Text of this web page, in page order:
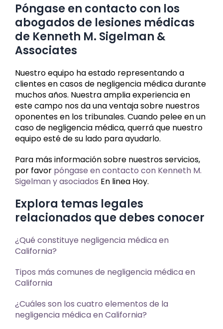
Póngase en contacto con los
abogados de lesiones médicas
de Kenneth M. Sigelman &
Associates
Nuestro equipo ha estado representando a
clientes en casos de negligencia médica durante
muchos años. Nuestra amplia experiencia en
este campo nos da una ventaja sobre nuestros
oponentes en los tribunales. Cuando pelee en un
caso de negligencia médica, querrá que nuestro
equipo esté de su lado para ayudarlo.
Para más información sobre nuestros servicios,
por favor póngase en contacto con Kenneth M.
Sigelman y asociados En linea Hoy.
Explora temas legales
relacionados que debes conocer
¿Qué constituye negligencia médica en
California?
Tipos más comunes de negligencia médica en
California
¿Cuáles son los cuatro elementos de la
negligencia médica en California?